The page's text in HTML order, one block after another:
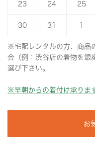
23 24 25
30 31
※宅配レンタルの方、商品
合（例：渋谷店の着物を銀
選び下さい。
※早朝からの着付け承りま
お